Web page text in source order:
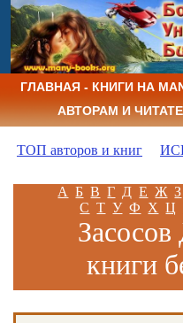
ГЛАВНАЯ - КНИГИ НА
АВТОРАМ И
ТОП авторов и книг
А Б В Г Д Е Ж З
С Т У Ф Х Ц
Засосов
книги
читать